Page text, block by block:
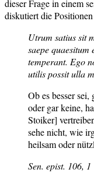
dieser Frage in einem
diskutiert die
Utrum satius sit
saepe
temperant. Ego
utilis possit ulla
Ob es besser
oder gar keine,
Stoiker]
sehe nicht, wie
heilsam oder
Sen. epist. 106, 1